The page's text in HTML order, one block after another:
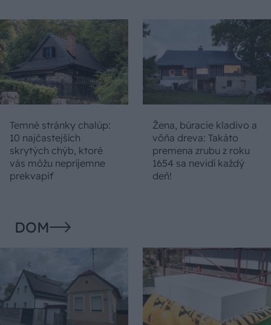
Temné stránky chalúp:
10 najčastejších
skrytých chýb, ktoré
vás môžu nepríjemne
prekvapiť
Žena, búracie kladivo a
vôňa dreva: Takáto
premena zrubu z roku
1654 sa nevidí každý
deň!
DOM